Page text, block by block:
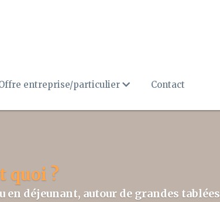
entreprise/particulier Contact
quoi ?
déjeunant, autour de grandes tablées